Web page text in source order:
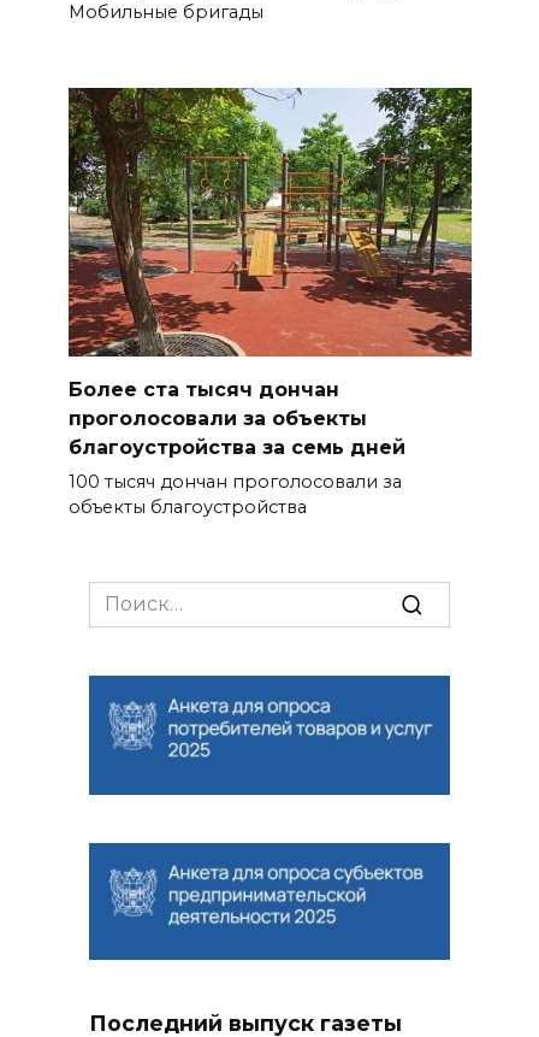
Мобильные бригады
Более ста тысяч дончан
проголосовали за объекты
благоустройства за семь дней
100 тысяч дончан проголосовали за
объекты благоустройства
Search
for:
Последний выпуск газеты